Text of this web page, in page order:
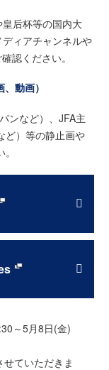
后杯等の国内大
ィアチャンネルや
認ください。
動画）
ンなど）、JFA主
ど）等の静止画や
～5月8日(金)
ていただきま